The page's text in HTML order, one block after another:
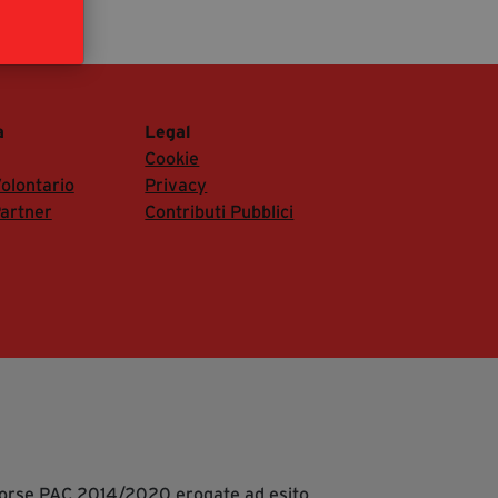
+39 346 954 4078
Legal
Cookie
Privacy
Contributi Pubblici
PAC 2014/2020 erogate ad esito